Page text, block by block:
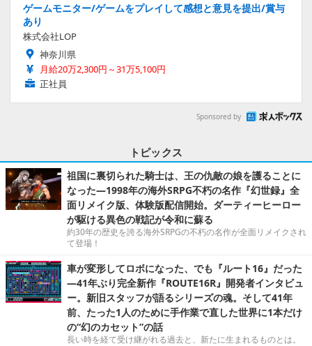
ゲームモニター/ゲームをプレイして感想と意見を提出/賞与
あり
株式会社LOP
神奈川県
月給20万2,300円～31万5,100円
正社員
Sponsored by
トピックス
祖国に裏切られた騎士は、王の仇敵の娘を護ることに
なった―1998年の海外SRPG不朽の名作『幻世録』全
面リメイク版、体験版配信開始。ダーティーヒーロー
が駆ける異色の戦記が令和に蘇る
約30年の歴史を誇る海外SRPGの不朽の名作が全面リメイクされ
て登場！
車が変形してロボになった、でも『ルート16』だった
―41年ぶり完全新作『ROUTE16R』開発者インタビュ
ー。新旧スタッフが語るシリーズの魂。そして41年
前、たった1人のために手作業で直した世界に1本だけ
の“幻のカセット”の話
長い時を経て受け継がれる過去と、新たに生まれるものとは。